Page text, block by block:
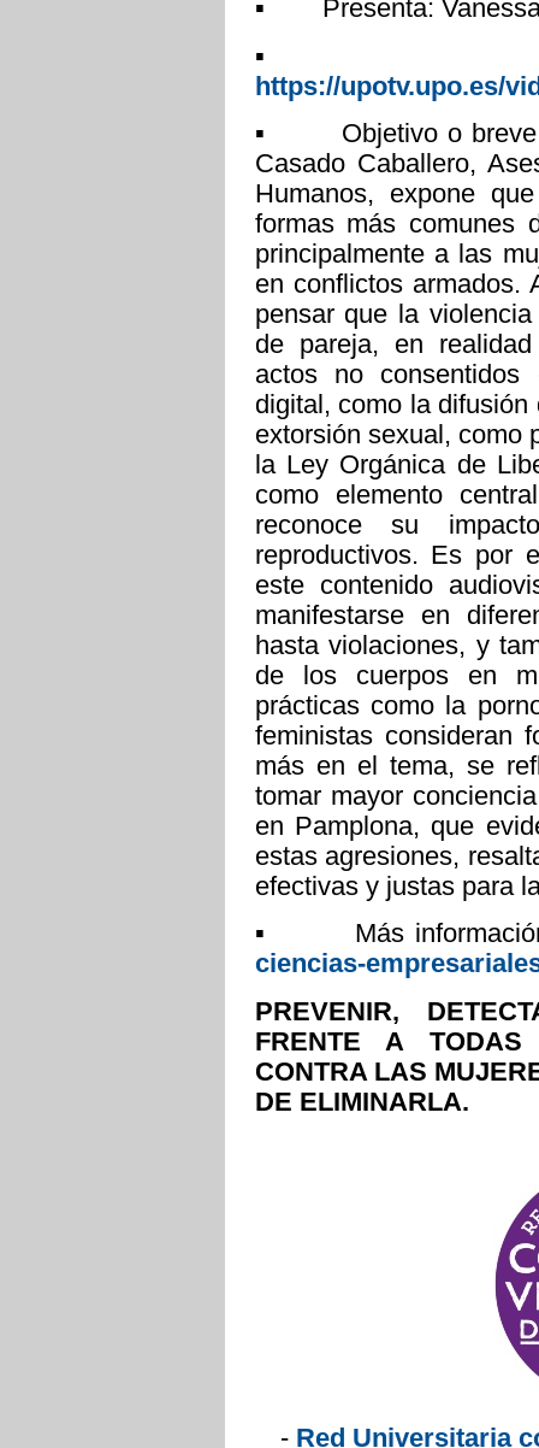
▪ Presenta: Vanessa
▪
https://upotv.upo.es/
▪ Objetivo o breve
Casado Caballero,
Humanos, expone
formas más comunes
principalmente a las
en conflictos armados.
pensar que la
de pareja, en
actos no
digital, como la
extorsión sexual, como
la Ley Orgánica de
como elemento
reconoce su
reproductivos. Es por
este contenido
manifestarse en
hasta violaciones, y
de los cuerpos en
prácticas como la
feministas consideran
más en el tema, se
tomar mayor
en Pamplona, que
estas agresiones,
efectivas y justas para
▪ Más
ciencias-
PREVENIR,
FRENTE A
CONTRA LAS
DE ELIMINARLA.
- Red Universitaria